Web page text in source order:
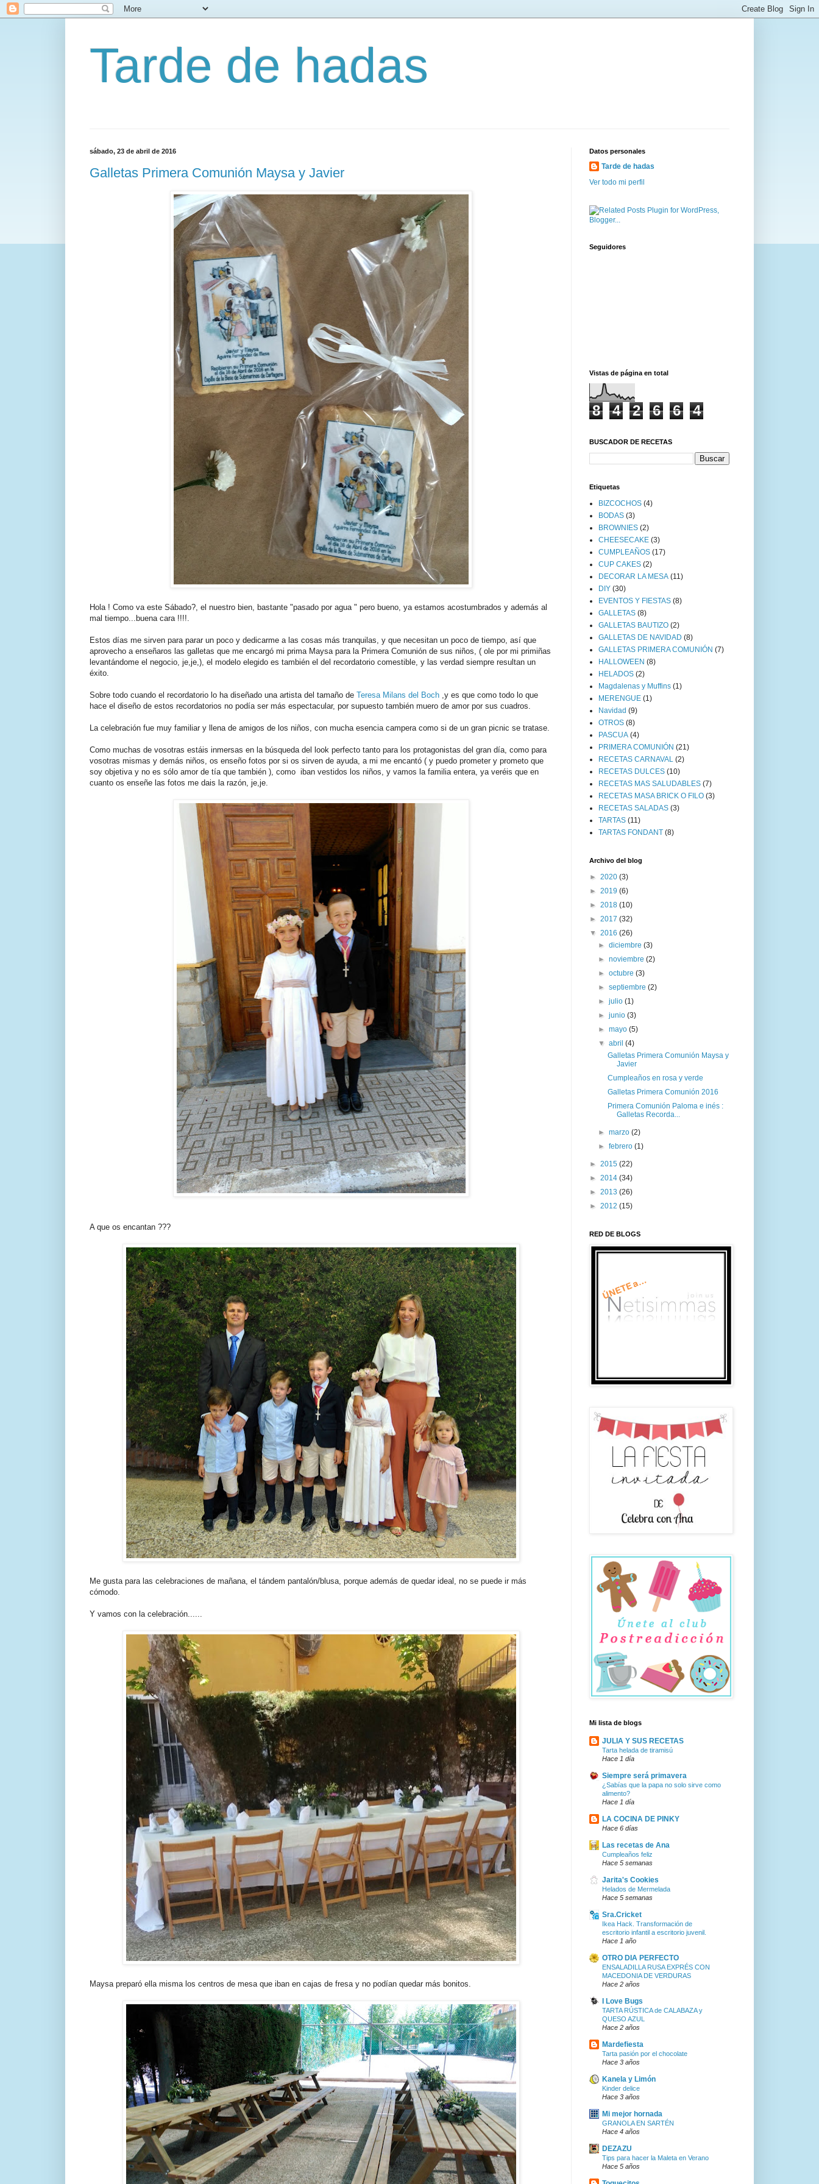
Tarde de hadas
sábado, 23 de abril de 2016
Galletas Primera Comunión Maysa y Javier
Hola ! Como va este Sábado?, el nuestro bien, bastante "pasado por agua " pero bueno, ya estamos acostumbrados y además al
mal tiempo...buena cara !!!!.
Estos días me sirven para parar un poco y dedicarme a las cosas más tranquilas, y que necesitan un poco de tiempo, así que
aprovecho a enseñaros las galletas que me encargó mi prima Maysa para la Primera Comunión de sus niños, ( ole por mi primiñas
levantándome el negocio, je,je,), el modelo elegido es también el del recordatorio comestible, y las verdad siempre resultan un
éxito.
Sobre todo cuando el recordatorio lo ha diseñado una artista del tamaño de Teresa Milans del Boch ,y es que como todo lo que
hace el diseño de estos recordatorios no podía ser más espectacular, por supuesto también muero de amor por sus cuadros.
La celebración fue muy familiar y llena de amigos de los niños, con mucha esencia campera como si de un gran picnic se tratase.
Como muchas de vosotras estáis inmersas en la búsqueda del look perfecto tanto para los protagonistas del gran día, como para
vosotras mismas y demás niños, os enseño fotos por si os sirven de ayuda, a mi me encantó ( y puedo prometer y prometo que
soy objetiva y no es sólo amor de tía que también ), como iban vestidos los niños, y vamos la familia entera, ya veréis que en
cuanto os enseñe las fotos me dais la razón, je,je.
A que os encantan ???
Me gusta para las celebraciones de mañana, el tándem pantalón/blusa, porque además de quedar ideal, no se puede ir más
cómodo.
Y vamos con la celebración......
Maysa preparó ella misma los centros de mesa que iban en cajas de fresa y no podían quedar más bonitos.
Datos personales
Tarde de hadas
Ver todo mi perfil
Seguidores
Vistas de página en total
8 4 2 6 6 4
BUSCADOR DE RECETAS
Etiquetas
BIZCOCHOS (4)
BODAS (3)
BROWNIES (2)
CHEESECAKE (3)
CUMPLEAÑOS (17)
CUP CAKES (2)
DECORAR LA MESA (11)
DIY (30)
EVENTOS Y FIESTAS (8)
GALLETAS (8)
GALLETAS BAUTIZO (2)
GALLETAS DE NAVIDAD (8)
GALLETAS PRIMERA COMUNIÓN (7)
HALLOWEEN (8)
HELADOS (2)
Magdalenas y Muffins (1)
MERENGUE (1)
Navidad (9)
OTROS (8)
PASCUA (4)
PRIMERA COMUNIÓN (21)
RECETAS CARNAVAL (2)
RECETAS DULCES (10)
RECETAS MAS SALUDABLES (7)
RECETAS MASA BRICK O FILO (3)
RECETAS SALADAS (3)
TARTAS (11)
TARTAS FONDANT (8)
Archivo del blog
► 2020 (3)
► 2019 (6)
► 2018 (10)
► 2017 (32)
▼ 2016 (26)
►diciembre(3)
►noviembre(2)
►octubre(3)
►septiembre(2)
►julio(1)
►junio(3)
►mayo(5)
▼abril(4)
Galletas Primera Comunión Maysa y
Javier
Cumpleaños en rosa y verde
Galletas Primera Comunión 2016
Primera Comunión Paloma e inés :
Galletas Recorda...
►marzo(2)
►febrero(1)
► 2015 (22)
► 2014 (34)
► 2013 (26)
► 2012 (15)
RED DE BLOGS
Mi lista de blogs
JULIA Y SUS RECETAS
Tarta helada de tiramisú
Hace 1 día
Siempre será primavera
¿Sabías que la papa no solo sirve como
alimento?
Hace 1 día
LA COCINA DE PINKY
Hace 6 días
Las recetas de Ana
Cumpleaños feliz
Hace 5 semanas
Jarita's Cookies
Helados de Mermelada
Hace 5 semanas
Sra.Cricket
Ikea Hack. Transformación de
escritorio infantil a escritorio juvenil.
Hace 1 año
OTRO DIA PERFECTO
ENSALADILLA RUSA EXPRÉS CON
MACEDONIA DE VERDURAS
Hace 2 años
I Love Bugs
TARTA RÚSTICA de CALABAZA y
QUESO AZUL
Hace 2 años
Mardefiesta
Tarta pasión por el chocolate
Hace 3 años
Kanela y Limón
Kinder delice
Hace 3 años
Mi mejor hornada
GRANOLA EN SARTÉN
Hace 4 años
DEZAZU
Tips para hacer la Maleta en Verano
Hace 5 años